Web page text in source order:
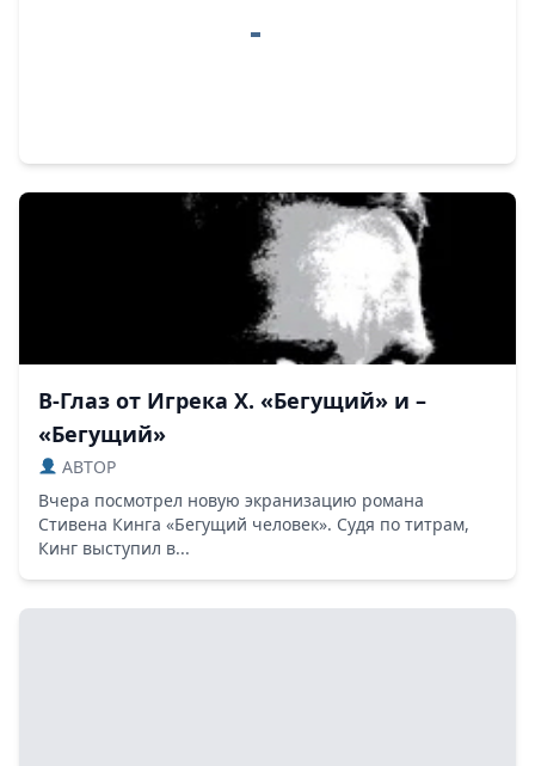
В-Глаз от Игрека Х. «Бегущий» и –
«Бегущий»
ABTOP
Вчера посмотрел новую экранизацию романа
Стивена Кинга «Бегущий человек». Судя по титрам,
Кинг выступил в...